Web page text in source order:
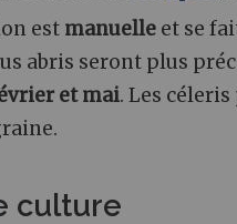
est manuelle et se
abris seront plus
et mai. Les
culture